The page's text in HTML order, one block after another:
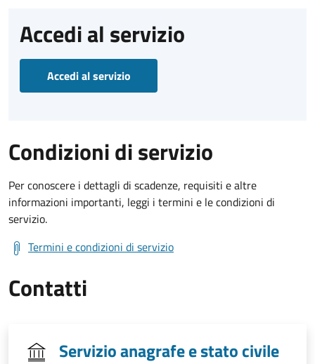
Accedi al servizio
Accedi al servizio
Condizioni di servizio
Per conoscere i dettagli di scadenze, requisiti e altre
informazioni importanti, leggi i termini e le condizioni di
servizio.
Termini e condizioni di servizio
Contatti
Servizio anagrafe e stato civile